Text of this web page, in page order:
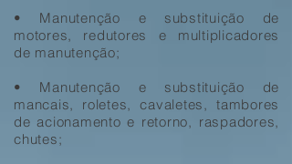
• Manutenção e substituição de
motores, redutores e multiplicadores
de manutenção;
• Manutenção e substituição de
mancais, roletes, cavaletes, tambores
de acionamento e retorno, raspadores,
chutes;